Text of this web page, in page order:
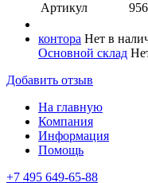
Артикул
контора Нет в
Основной склад
Добавить отзыв
На главную
Компания
Информация
Помощь
+7 495 649-65-88